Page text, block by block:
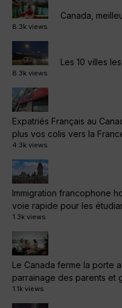
Canada,
8.3k views
Les 10 villes
8.3k views
Expatriés Français au
plus vos colis vers la
4.3k views
Immigration francophone
voie rapide pour les
1.3k views
Le Canada ferme la porte
parrainage des parents et
1.1k views